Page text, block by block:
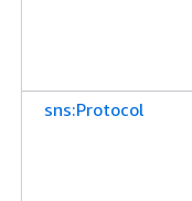
sns:Protocol